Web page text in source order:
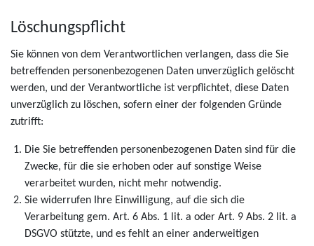
Löschungspflicht
Sie können von dem Verantwortlichen verlangen, dass die Sie
betreffenden personenbezogenen Daten unverzüglich gelöscht
werden, und der Verantwortliche ist verpflichtet, diese Daten
unverzüglich zu löschen, sofern einer der folgenden Gründe
zutrifft:
Die Sie betreffenden personenbezogenen Daten sind für die
Zwecke, für die sie erhoben oder auf sonstige Weise
verarbeitet wurden, nicht mehr notwendig.
Sie widerrufen Ihre Einwilligung, auf die sich die
Verarbeitung gem. Art. 6 Abs. 1 lit. a oder Art. 9 Abs. 2 lit. a
DSGVO stützte, und es fehlt an einer anderweitigen